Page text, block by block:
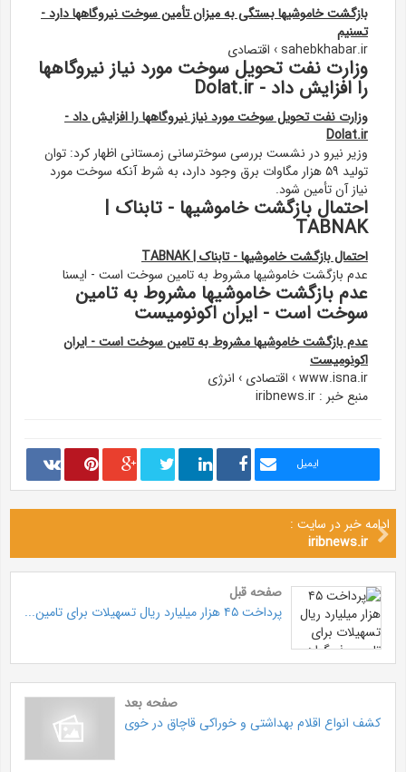
بازگشت خاموشیها بستگی به میزان تأمین سوخت نیروگاهها دارد -
تسنیم
sahebkhabar.ir › اقتصادی
وزارت نفت تحویل سوخت مورد نیاز نیروگاهها
را افزایش داد - Dolat.ir
وزارت نفت تحویل سوخت مورد نیاز نیروگاهها را افزایش داد -
Dolat.ir
وزیر نیرو در نشست بررسی سوخترسانی زمستانی اظهار کرد: توان
تولید ۵۹ هزار مگاوات برق وجود دارد، به شرط آنکه سوخت مورد
نیاز آن تأمین شود.
احتمال بازگشت خاموشیها - تابناک |
TABNAK
احتمال بازگشت خاموشیها - تابناک | TABNAK
عدم بازگشت خاموشیها مشروط به تامین سوخت است - ایسنا
عدم بازگشت خاموشیها مشروط به تامین
سوخت است - ایران اکونومیست
عدم بازگشت خاموشیها مشروط به تامین سوخت است - ایران
اکونومیست
www.isna.ir › اقتصادی › انرژی
منبع خبر : iribnews.ir
ایمیل
ادامه خبر در سایت :
iribnews.ir
صفحه قبل
پرداخت ۴۵ هزار میلیارد ریال تسهیلات برای تامین...
صفحه بعد
کشف انواع اقلام بهداشتی و خوراکی قاچاق در خوی